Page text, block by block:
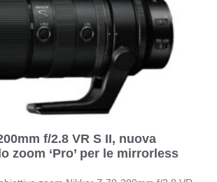
f/2.8 VR S II, nuova
zoom ‘Pro’ per le mirrorless